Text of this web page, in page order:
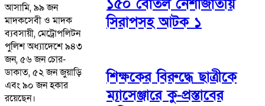
আসামি, ৯৯ জন
মাদকসেবী ও মাদক
ব্যবসায়ী, মেট্রোপলিটন
পুলিশ অধ্যাদেশে ৯৪৩
জন, ৫৬ জন চোর-
ডাকাত, ৫২ জন জুয়াড়ি
এবং ৯০ জন হকার
রয়েছেন।
১৫০ বোতল নেশাজাতীয়
সিরাপসহ আটক ১
শিক্ষকের বিরুদ্ধে ছাত্রীকে
ম্যাসেঞ্জারে কু-প্রস্তাবের